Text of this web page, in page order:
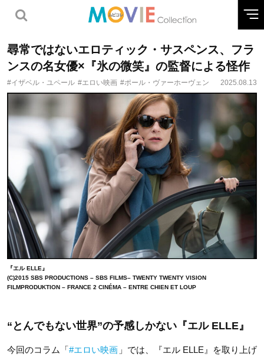
尋常ではないエロティック・サスペンス、フラ
ンスの名女優×『氷の微笑』の監督による怪作
#イザベル・ユペール #エロい映画 #ポール・ヴァーホーヴェン 2025.08.13
『エル ELLE』
(C)2015 SBS PRODUCTIONS – SBS FILMS– TWENTY TWENTY VISION
FILMPRODUKTION – FRANCE 2 CINÉMA – ENTRE CHIEN ET LOUP
“とんでもない世界”の予感しかない『エル ELLE』
今回のコラム「#エロい映画 」では、『エル ELLE』を取り上げ